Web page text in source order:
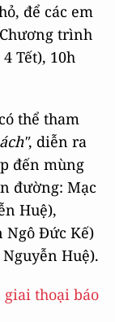
để các em
trình
Tết), 10h
thể tham
, diễn ra
đến mùng
đường: Mạc
Huệ),
Ngô Đức Kế)
Huệ).